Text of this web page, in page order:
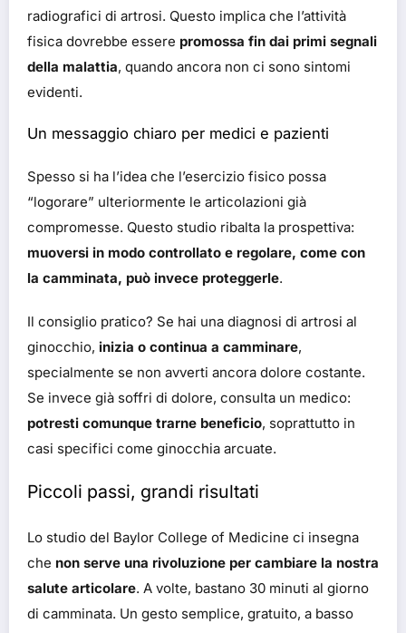
radiografici di artrosi. Questo implica che l’attività
fisica dovrebbe essere promossa fin dai primi segnali
della malattia, quando ancora non ci sono sintomi
evidenti.
Un messaggio chiaro per medici e pazienti
Spesso si ha l’idea che l’esercizio fisico possa
“logorare” ulteriormente le articolazioni già
compromesse. Questo studio ribalta la prospettiva:
muoversi in modo controllato e regolare, come con
la camminata, può invece proteggerle.
Il consiglio pratico? Se hai una diagnosi di artrosi al
ginocchio, inizia o continua a camminare,
specialmente se non avverti ancora dolore costante.
Se invece già soffri di dolore, consulta un medico:
potresti comunque trarne beneficio, soprattutto in
casi specifici come ginocchia arcuate.
Piccoli passi, grandi risultati
Lo studio del Baylor College of Medicine ci insegna
che non serve una rivoluzione per cambiare la nostra
salute articolare. A volte, bastano 30 minuti al giorno
di camminata. Un gesto semplice, gratuito, a basso